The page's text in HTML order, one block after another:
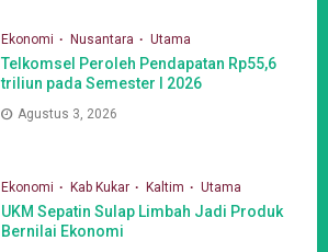
Ekonomi Nusantara Utama
Telkomsel Peroleh Pendapatan Rp55,6
triliun pada Semester I 2026
Agustus 3, 2026
Ekonomi Kab Kukar Kaltim Utama
UKM Sepatin Sulap Limbah Jadi Produk
Bernilai Ekonomi